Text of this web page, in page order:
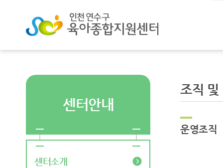
센터안내
센터소개
조직 및
운영조직